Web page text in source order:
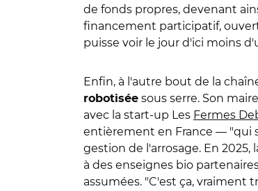
de fonds propres, devenant
financement participatif,
puisse voir le jour d'ici moins
Enfin, à l'autre bout de la
robotisée sous serre. Son
avec la start-up Les Fermes
entièrement en France — "qui
gestion de l'arrosage. En
à des enseignes bio
assumées. "C'est ça, vraiment